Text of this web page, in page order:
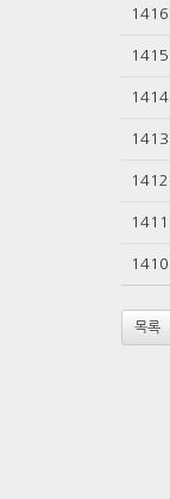
1416
1415
1414
1413
1412
1411
1410
목록